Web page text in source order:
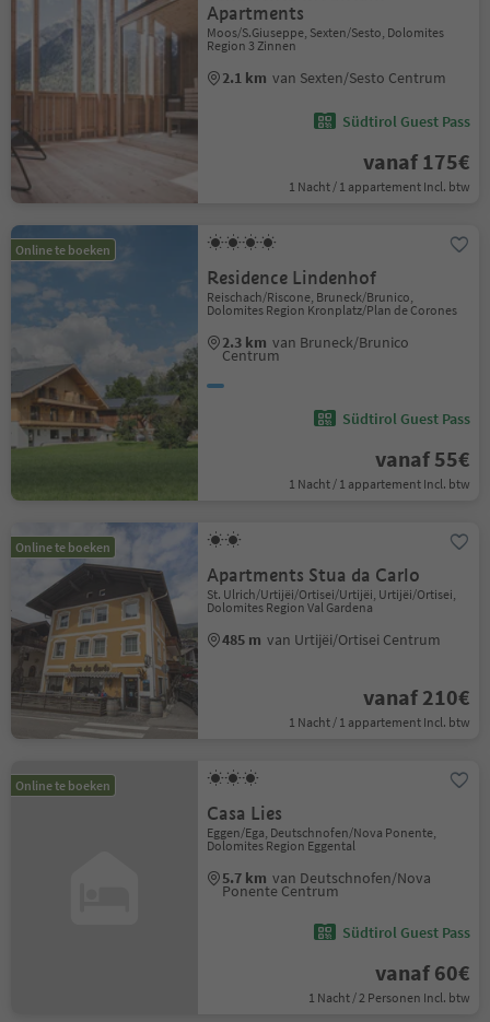
Apartments
Moos/S.Giuseppe, Sexten/Sesto, Dolomites
Region 3 Zinnen
2.1 km van Sexten/Sesto Centrum
Südtirol Guest Pass
vanaf 175€
1 Nacht / 1 appartement Incl. btw
Online te boeken
Residence Lindenhof
Reischach/Riscone, Bruneck/Brunico,
Dolomites Region Kronplatz/Plan de Corones
2.3 km van Bruneck/Brunico
Centrum
Südtirol Guest Pass
vanaf 55€
1 Nacht / 1 appartement Incl. btw
Online te boeken
Apartments Stua da Carlo
St. Ulrich/Urtijëi/Ortisei/Urtijëi, Urtijëi/Ortisei,
Dolomites Region Val Gardena
485 m van Urtijëi/Ortisei Centrum
vanaf 210€
1 Nacht / 1 appartement Incl. btw
Online te boeken
Casa Lies
Eggen/Ega, Deutschnofen/Nova Ponente,
Dolomites Region Eggental
5.7 km van Deutschnofen/Nova
Ponente Centrum
Südtirol Guest Pass
vanaf 60€
1 Nacht / 2 Personen Incl. btw